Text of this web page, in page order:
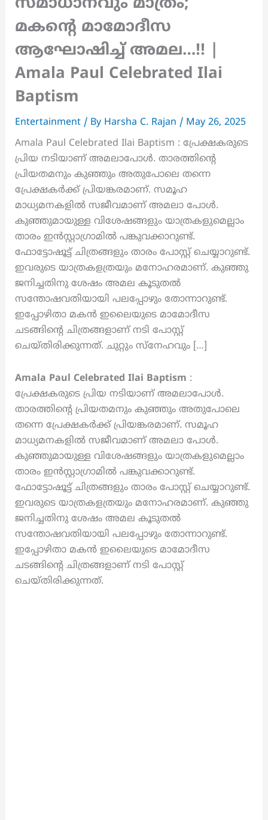
സമാധാനവും മാത്രം;
മകന്റെ മാമോദീസ
ആഘോഷിച്ച് അമല…!! |
Amala Paul Celebrated Ilai
Baptism
Entertainment/ By Harsha C. Rajan / May 26, 2025
Amala Paul Celebrated Ilai Baptism : പ്രേക്ഷകരുടെ
പ്രിയ നടിയാണ് അമലാപോൾ. താരത്തിന്റെ
പ്രിയതമനും കുഞ്ഞും അതുപോലെ തന്നെ
പ്രേക്ഷകർക്ക് പ്രിയങ്കരമാണ്. സമൂഹ
മാധ്യമനകളിൽ സജീവമാണ് അമലാ പോൾ.
കുഞ്ഞുമായുള്ള വിശേഷങ്ങളും യാത്രകളുമെല്ലാം
താരം ഇൻസ്റ്റാഗ്രാമിൽ പങ്കുവക്കാറുണ്ട്.
ഫോട്ടോഷൂട്ട് ചിത്രങ്ങളും താരം പോസ്റ്റ് ചെയ്യാറുണ്ട്.
ഇവരുടെ യാത്രകളത്രയും മനോഹരമാണ്. കുഞ്ഞു
ജനിച്ചതിനു ശേഷം അമല കൂടുതൽ
സന്തോഷവതിയായി പലപ്പോഴും തോന്നാറുണ്ട്.
ഇപ്പോഴിതാ മകൻ ഇലൈയുടെ മാമോദീസ
ചടങ്ങിന്റെ ചിത്രങ്ങളാണ് നടി പോസ്റ്റ്
ചെയ്തിരിക്കുന്നത്. ചുറ്റും സ്നേഹവും […]
Amala Paul Celebrated Ilai Baptism :
പ്രേക്ഷകരുടെ പ്രിയ നടിയാണ് അമലാപോൾ.
താരത്തിന്റെ പ്രിയതമനും കുഞ്ഞും അതുപോലെ
തന്നെ പ്രേക്ഷകർക്ക് പ്രിയങ്കരമാണ്. സമൂഹ
മാധ്യമനകളിൽ സജീവമാണ് അമലാ പോൾ.
കുഞ്ഞുമായുള്ള വിശേഷങ്ങളും യാത്രകളുമെല്ലാം
താരം ഇൻസ്റ്റാഗ്രാമിൽ പങ്കുവക്കാറുണ്ട്.
ഫോട്ടോഷൂട്ട് ചിത്രങ്ങളും താരം പോസ്റ്റ് ചെയ്യാറുണ്ട്.
ഇവരുടെ യാത്രകളത്രയും മനോഹരമാണ്. കുഞ്ഞു
ജനിച്ചതിനു ശേഷം അമല കൂടുതൽ
സന്തോഷവതിയായി പലപ്പോഴും തോന്നാറുണ്ട്.
ഇപ്പോഴിതാ മകൻ ഇലൈയുടെ മാമോദീസ
ചടങ്ങിന്റെ ചിത്രങ്ങളാണ് നടി പോസ്റ്റ്
ചെയ്തിരിക്കുന്നത്.